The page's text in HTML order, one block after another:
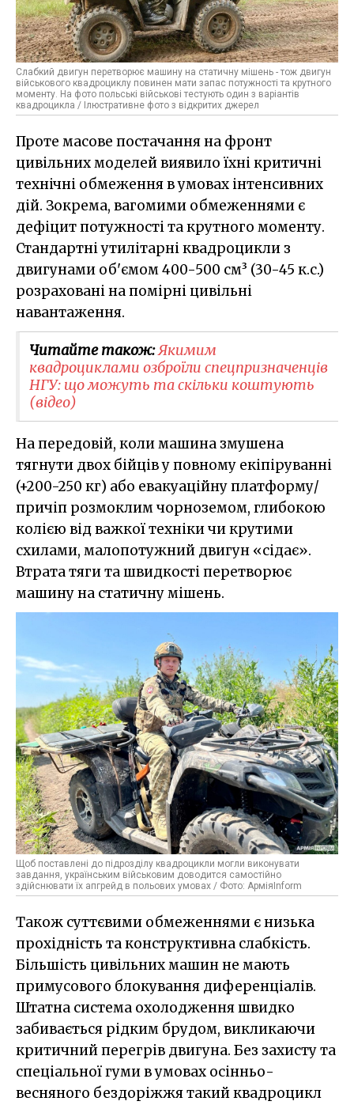
Слабкий двигун перетворює машину на статичну мішень - тож двигун
військового квадроциклу повинен мати запас потужності та крутного
моменту. На фото польські військові тестують один з варіантів
квадроцикла / Ілюстративне фото з відкритих джерел
Проте масове постачання на фронт
цивільних моделей виявило їхні критичні
технічні обмеження в умовах інтенсивних
дій. Зокрема, вагомими обмеженнями є
дефіцит потужності та крутного моменту.
Стандартні утилітарні квадроцикли з
двигунами об'ємом 400-500 см³ (30-45 к.с.)
розраховані на помірні цивільні
навантаження.
Читайте також:​Якимим
квадроциклами озброїли спецпризначенців
НГУ: що можуть та скільки коштують
(відео)
На передовій, коли машина змушена
тягнути двох бійців у повному екіпіруванні
(+200-250 кг) або евакуаційну платформу/
причіп розмоклим чорноземом, глибокою
колією від важкої техніки чи крутими
схилами, малопотужний двигун «сідає».
Втрата тяги та швидкості перетворює
машину на статичну мішень.
Щоб поставлені до підрозділу квадроцикли могли виконувати
завдання, українським військовим доводится самостійно
здійснювати їх апгрейд в польових умовах / Фото: АрміяInform
Також суттєвими обмеженнями є низька
прохідність та конструктивна слабкість.
Більшість цивільних машин не мають
примусового блокування диференціалів.
Штатна система охолодження швидко
забивається рідким брудом, викликаючи
критичний перегрів двигуна. Без захисту та
спеціальної гуми в умовах осінньо-
весняного бездоріжжя такий квадроцикл